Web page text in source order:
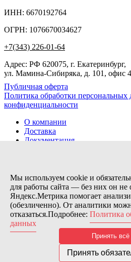
ИНН: 6670192764
ОГРН: 1076670034627
+7(343) 226-01-64
Адрес: РФ 620075, г. Екатеринбург,
ул. Мамина-Сибиряка, д. 101, офис
Публичная оферта
Политика обработки персональных
конфиденциальности
О компании
Доставка
Документация
Контакты
Заказов сегодня / Всего
79
11115
Нас можно найти тут:
© 2026 Motor Components. Все
Дизайн и разработка сайта
Nice’
В связи с возникшими
Мы используем cookie и
для работы сайта — без них он не
Яндекс.Метрика помогает
(обезличенно). От аналитики
отказаться.Подробнее: Политика
данных
Принять всё
Принять